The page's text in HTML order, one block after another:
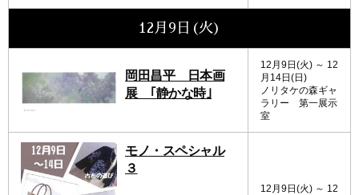
12月9日(火)
岡田昌平 日本画
展 ｢静かな時｣
12月9日(火) ～ 12
月14日(日)
ノリタケの森ギャ
ラリー 第一展示
室
モノ・スペシャル
３
12月9日(火) ～ 12